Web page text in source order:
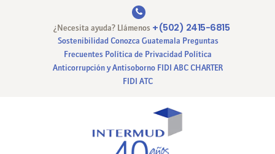
¿Necesita ayuda? Llámenos +(502) 2415-6815
Sostenibilidad Conozca Guatemala Preguntas
Frecuentes Política de Privacidad Política
Anticorrupción y Antisoborno FIDI ABC CHARTER
FIDI ATC
CERTIFICACIONES